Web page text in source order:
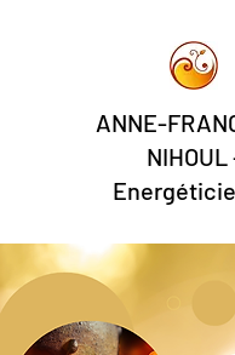
ANNE-
NIHOUL